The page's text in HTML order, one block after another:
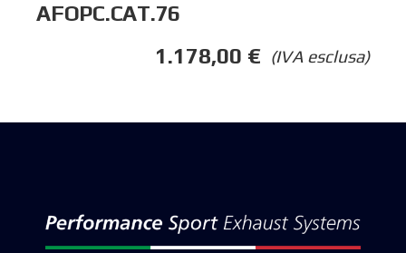
AFOPC.CAT.76
(IVA esclusa)
1.178,00 €